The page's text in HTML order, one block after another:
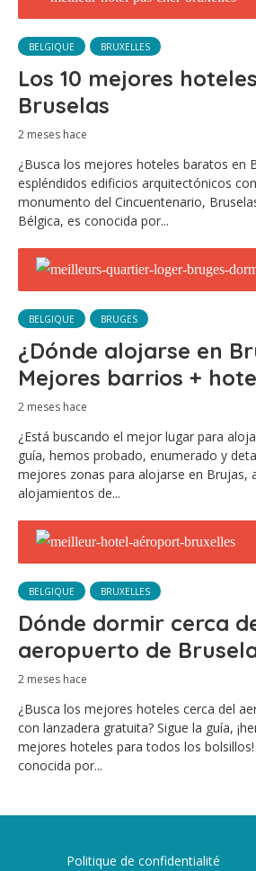
BELGIQUE BRUXELLES
Los 10 mejores
Bruselas
2 meses hace
¿Busca los mejores hoteles baratos en
espléndidos edificios arquitectónicos
monumento del Cincuentenario,
Bélgica, es conocida por...
BELGIQUE BRUGES
¿Dónde alojarse en
Mejores barrios +
2 meses hace
¿Está buscando el mejor lugar para
guía, hemos probado, enumerado y
mejores zonas para alojarse en Brujas,
alojamientos de...
BELGIQUE BRUXELLES
Dónde dormir cerca
aeropuerto de
2 meses hace
¿Busca los mejores hoteles cerca del
con lanzadera gratuita? Sigue la guía,
mejores hoteles para todos los
conocida por...
Politique de confidentialité